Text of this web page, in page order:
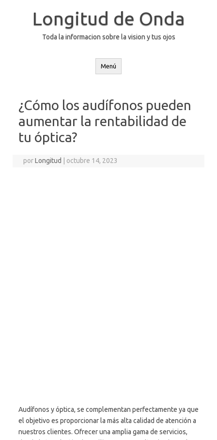
Longitud de Onda
Toda la informacion sobre la vision y tus ojos
Menú
¿Cómo los audífonos pueden
aumentar la rentabilidad de
tu óptica?
porLongitud octubre 14, 2023
Audífonos y óptica, se complementan perfectamente ya que
el objetivo es proporcionar la más alta calidad de atención a
nuestros clientes. Ofrecer una amplia gama de servicios,